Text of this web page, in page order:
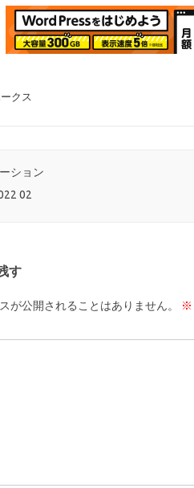
クス
ション
02
す
が公開されることはありません。 ※